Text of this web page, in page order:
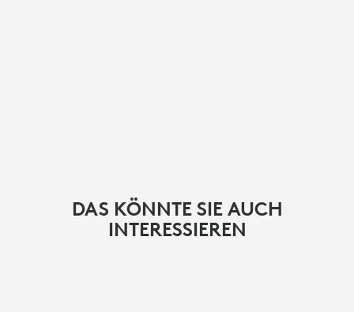
DAS KÖNNTE SIE AUCH
INTERESSIEREN